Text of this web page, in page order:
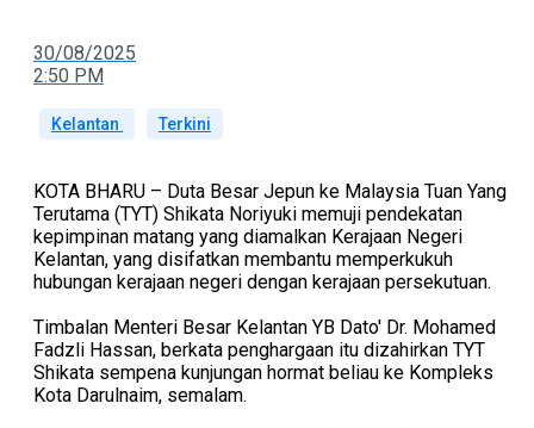
30/08/2025
2:50 PM
Kelantan Terkini
KOTA BHARU – Duta Besar Jepun ke Malaysia Tuan Yang
Terutama (TYT) Shikata Noriyuki memuji pendekatan
kepimpinan matang yang diamalkan Kerajaan Negeri
Kelantan, yang disifatkan membantu memperkukuh
hubungan kerajaan negeri dengan kerajaan persekutuan.
Timbalan Menteri Besar Kelantan YB Dato' Dr. Mohamed
Fadzli Hassan, berkata penghargaan itu dizahirkan TYT
Shikata sempena kunjungan hormat beliau ke Kompleks
Kota Darulnaim, semalam.